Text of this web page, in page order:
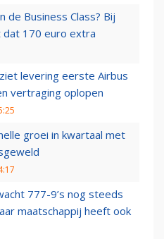
de Business Class? Bij
dat 170 euro extra
levering eerste Airbus
vertraging oplopen
groei in kwartaal met
777-9’s nog steeds
maatschappij heeft ook